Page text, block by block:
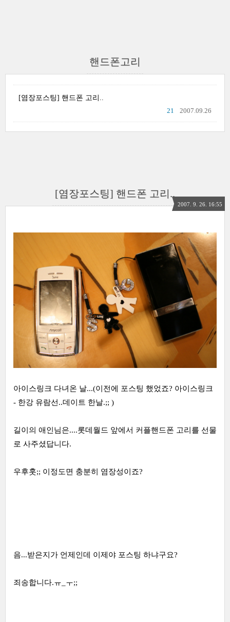
핸드폰고리
[염장포스팅] 핸드폰 고리..
2007.09.26
21
[염장포스팅] 핸드폰 고리..
2007. 9. 26. 16:55
아이스링크 다녀온 날...(이전에 포스팅 했었죠? 아이스링크
- 한강 유람선..데이트 한날.;; )
길이의 애인님은....롯데월드 앞에서 커플핸드폰 고리를 선물
로 사주셨답니다.
우후훗;; 이정도면 충분히 염장성이죠?
음...받은지가 언제인데 이제야 포스팅 하냐구요?
죄송합니다.ㅠ_ㅜ;;